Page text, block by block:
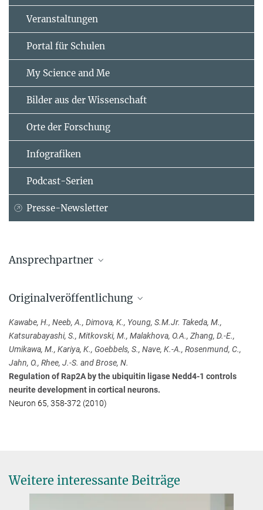
Veranstaltungen
Portal für Schulen
My Science and Me
Bilder aus der Wissenschaft
Orte der Forschung
Infografiken
Podcast-Serien
Presse-Newsletter
Ansprechpartner
+49 551 3899720
Originalveröffentlichung
Kawabe, H., Neeb, A., Dimova, K., Young, S.M.Jr. Takeda, M.,
Katsurabayashi, S., Mitkovski, M., Malakhova, O.A., Zhang, D.-E.,
Umikawa, M., Kariya, K., Goebbels, S., Nave, K.-A., Rosenmund, C.,
Jahn, O., Rhee, J.-S. and Brose, N.
Regulation of Rap2A by the ubiquitin ligase Nedd4-1 controls
neurite development in cortical neurons.
Neuron 65, 358-372 (2010)
Weitere interessante Beiträge